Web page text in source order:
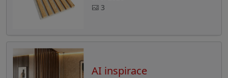
3
AI inspirace